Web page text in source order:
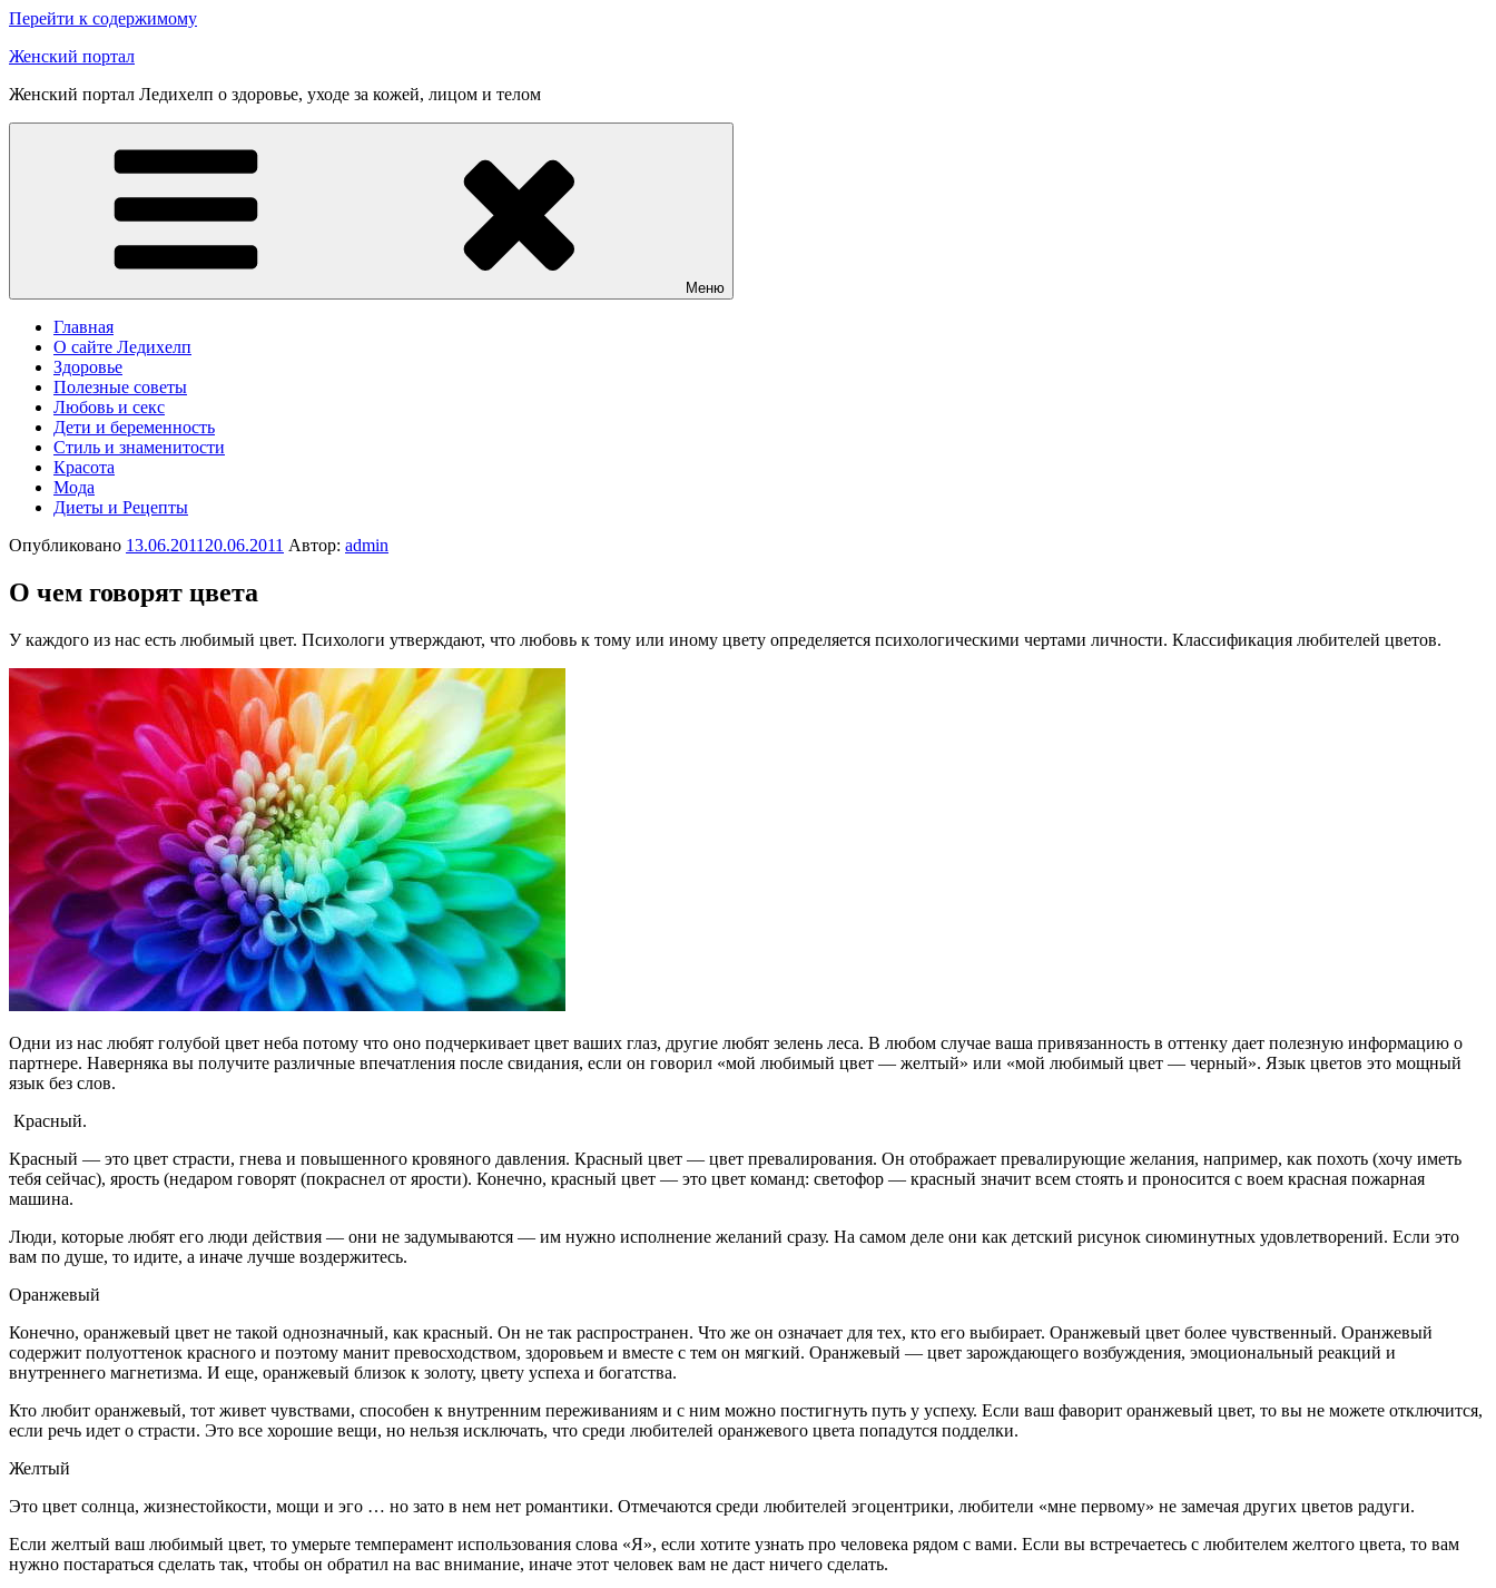
Перейти к содержимому
Женский портал
Женский портал Ледихелп о здоровье, уходе за кожей, лицом и телом
Меню
Главная
О сайте Ледихелп
Здоровье
Полезные советы
Любовь и секс
Дети и беременность
Стиль и знаменитости
Красота
Мода
Диеты и Рецепты
Опубликовано 13.06.2011 20.06.2011 Автор: admin
О чем говорят цвета
У каждого из нас есть любимый цвет. Психологи утверждают, что любовь к тому или иному цвету определяется психологическими чертами личности. Классификация любителей цветов.
Одни из нас любят голубой цвет неба потому что оно подчеркивает цвет ваших глаз, другие любят зелень леса. В любом случае ваша привязанность в оттенку дает полезную информацию о
партнере. Наверняка вы получите различные впечатления после свидания, если он говорил «мой любимый цвет — желтый» или «мой любимый цвет — черный». Язык цветов это мощный
язык без слов.
Красный.
Красный — это цвет страсти, гнева и повышенного кровяного давления. Красный цвет — цвет превалирования. Он отображает превалирующие желания, например, как похоть (хочу иметь
тебя сейчас), ярость (недаром говорят (покраснел от ярости). Конечно, красный цвет — это цвет команд: светофор — красный значит всем стоять и проносится с воем красная пожарная
машина.
Люди, которые любят его люди действия — они не задумываются — им нужно исполнение желаний сразу. На самом деле они как детский рисунок сиюминутных удовлетворений. Если это
вам по душе, то идите, а иначе лучше воздержитесь.
Оранжевый
Конечно, оранжевый цвет не такой однозначный, как красный. Он не так распространен. Что же он означает для тех, кто его выбирает. Оранжевый цвет более чувственный. Оранжевый
содержит полуоттенок красного и поэтому манит превосходством, здоровьем и вместе с тем он мягкий. Оранжевый — цвет зарождающего возбуждения, эмоциональный реакций и
внутреннего магнетизма. И еще, оранжевый близок к золоту, цвету успеха и богатства.
Кто любит оранжевый, тот живет чувствами, способен к внутренним переживаниям и с ним можно постигнуть путь у успеху. Если ваш фаворит оранжевый цвет, то вы не можете отключится,
если речь идет о страсти. Это все хорошие вещи, но нельзя исключать, что среди любителей оранжевого цвета попадутся подделки.
Желтый
Это цвет солнца, жизнестойкости, мощи и эго … но зато в нем нет романтики. Отмечаются среди любителей эгоцентрики, любители «мне первому» не замечая других цветов радуги.
Если желтый ваш любимый цвет, то умерьте темперамент использования слова «Я», если хотите узнать про человека рядом с вами. Если вы встречаетесь с любителем желтого цвета, то вам
нужно постараться сделать так, чтобы он обратил на вас внимание, иначе этот человек вам не даст ничего сделать.